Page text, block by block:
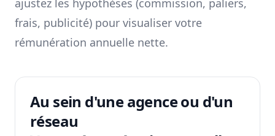
ajustez les hypothèses (commission, paliers,
frais, publicité) pour visualiser votre
rémunération annuelle nette.
Au sein d'une agence ou d'un
réseau